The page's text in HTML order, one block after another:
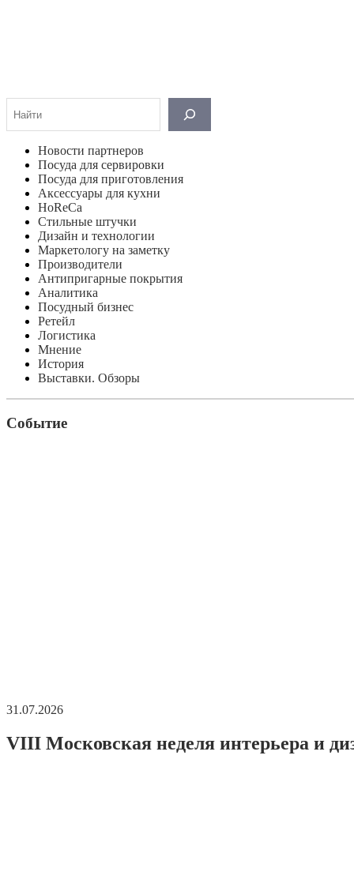
Новости партнеров
Посуда для сервировки
Посуда для приготовления
Аксессуары для кухни
HoReCa
Стильные штучки
Дизайн и технологии
Маркетологу на заметку
Производители
Антипригарные покрытия
Аналитика
Посудный бизнес
Ретейл
Логистика
Мнение
История
Выставки. Обзоры
Событие
31.07.2026
VIII Московская неделя интерьера и